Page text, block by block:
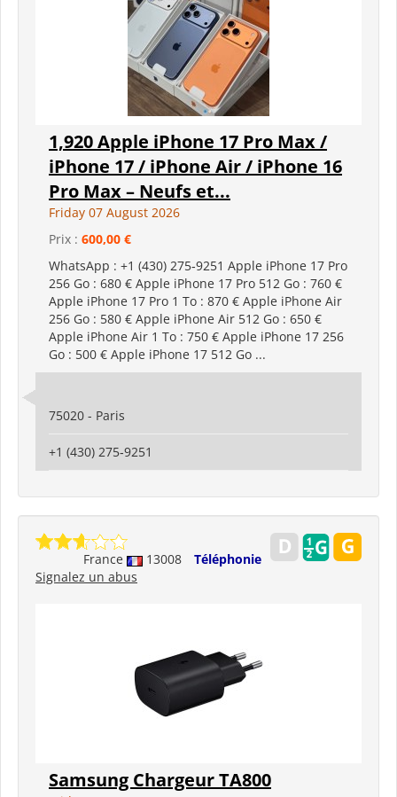
1,920 Apple iPhone 17 Pro Max /
iPhone 17 / iPhone Air / iPhone 16
Pro Max – Neufs et...
Friday 07 August 2026
Prix : 600,00 €
WhatsApp : +1 (430) 275‑9251 Apple iPhone 17 Pro
256 Go : 680 € Apple iPhone 17 Pro 512 Go : 760 €
Apple iPhone 17 Pro 1 To : 870 € Apple iPhone Air
256 Go : 580 € Apple iPhone Air 512 Go : 650 €
Apple iPhone Air 1 To : 750 € Apple iPhone 17 256
Go : 500 € Apple iPhone 17 512 Go ...
75020 - Paris
+1 (430) 275‑9251
France 13008
Téléphonie
Signalez un abus
Samsung Chargeur TA800